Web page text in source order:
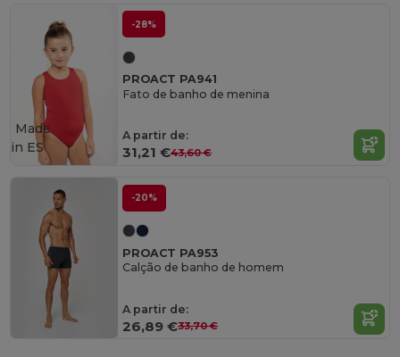
-28%
PROACT PA941
Fato de banho de menina
A partir de:
31,21 €43,60 €
Made
in ES
-20%
PROACT PA953
Calção de banho de homem
A partir de:
26,89 €33,70 €